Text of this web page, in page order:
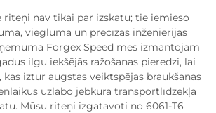
riteņi nav tikai par izskatu; tie iemieso
viegluma un precīzas inženierijas
Forgex Speed mēs izmantojam
ilgu iekšējās ražošanas pieredzi, lai
iztur augstas veiktspējas braukšanas
uzlabo jebkura transportlīdzekļa
Mūsu riteņi izgatavoti no 6061-T6